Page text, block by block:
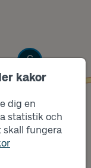
kakor
dig en
statistik och
skall fungera
Läge
C